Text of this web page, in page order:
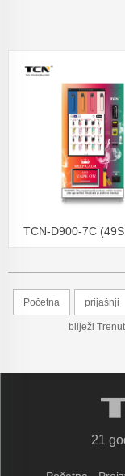
TCN-D900-7C
starosti
Početna prijašnji
bilježi
21